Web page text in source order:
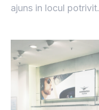
ajuns in locul potrivit.